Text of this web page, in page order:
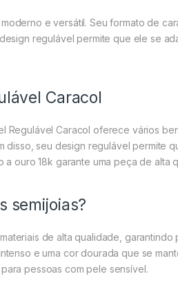
e versátil. Seu formato de
regulável permite que ele se
Caracol
Regulável Caracol oferece vários
disso, seu design regulável
a ouro 18k garante uma peça de alta
semijoias?
de alta qualidade,
e uma cor dourada que se
pessoas com pele sensível.